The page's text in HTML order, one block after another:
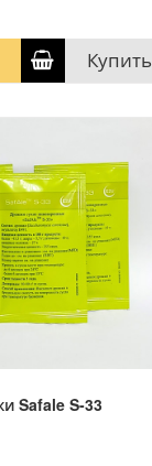
Купить
Safale S-33